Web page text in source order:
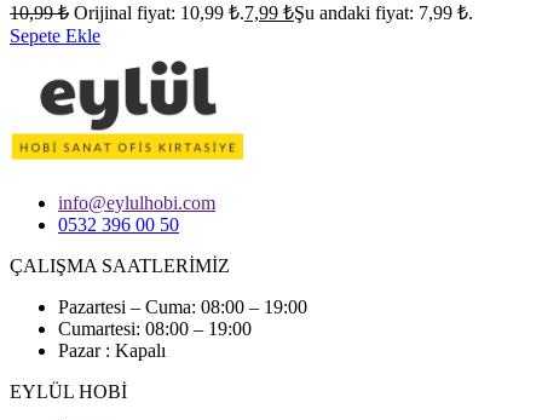
10,99₺ Orijinal fiyat: 10,99 ₺.7,99 ₺Şu andaki fiyat: 7,99 ₺.
Sepete Ekle
info@eylulhobi.com
0532 396 00 50
ÇALIŞMA SAATLERİMİZ
Pazartesi – Cuma: 08:00 – 19:00
Cumartesi: 08:00 – 19:00
Pazar : Kapalı
EYLÜL HOBİ